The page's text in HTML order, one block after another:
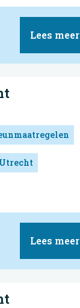
Lees meer
Lees meer